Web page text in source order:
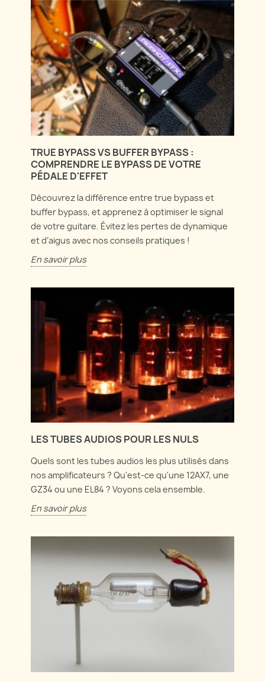
TRUE BYPASS VS BUFFER BYPASS :
COMPRENDRE LE BYPASS DE VOTRE
PÉDALE D'EFFET
Découvrez la différence entre true bypass et
buffer bypass, et apprenez à optimiser le signal
de votre guitare. Évitez les pertes de dynamique
et d’aigus avec nos conseils pratiques !
En savoir plus
LES TUBES AUDIOS POUR LES NULS
Quels sont les tubes audios les plus utilisés dans
nos amplificateurs ? Qu'est-ce qu'une 12AX7, une
GZ34 ou une EL84 ? Voyons cela ensemble.
En savoir plus